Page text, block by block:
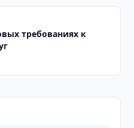
требованиях к